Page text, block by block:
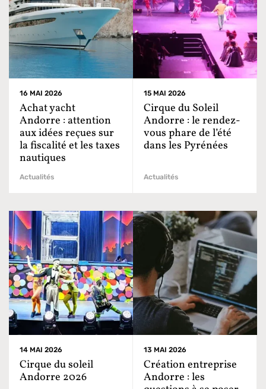
16 MAI 2026
Achat yacht
Andorre : attention
aux idées reçues sur
la fiscalité et les taxes
nautiques
Actualités
15 MAI 2026
Cirque du Soleil
Andorre : le rendez-
vous phare de l’été
dans les Pyrénées
Actualités
14 MAI 2026
Cirque du soleil
Andorre 2026
13 MAI 2026
Création entreprise
Andorre : les